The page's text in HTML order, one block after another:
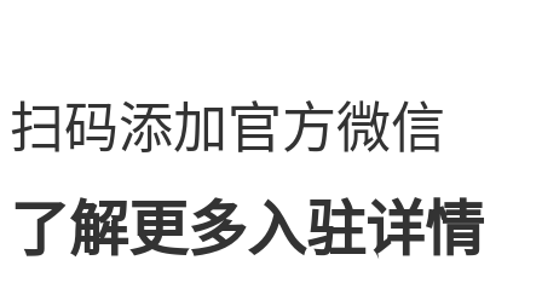
扫码添加官方微信
了解更多入驻详情